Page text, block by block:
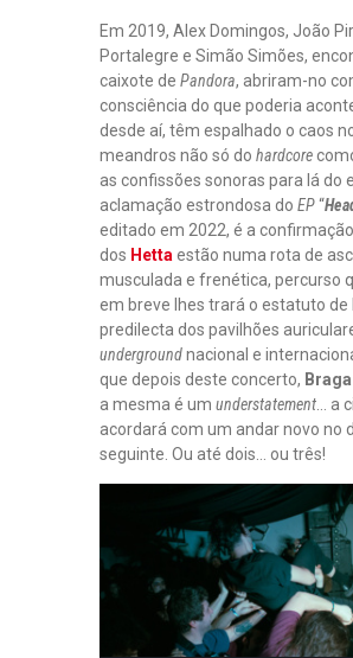
Em 2019, Alex Domingos, João
Portalegre e Simão Simões,
caixote de Pandora, abriram-no
consciência do que poderia
desde aí, têm espalhado o caos
meandros não só do hardcore
as confissões sonoras para lá do
aclamação estrondosa do EP“
editado em 2022, é a
dos Hetta estão numa rota de
musculada e frenética, percurso
em breve lhes trará o estatuto de
predilecta dos pavilhões
undergroundnacional e
que depois deste concerto, Braga
a mesma é um understatement … a
acordará com um andar novo no
seguinte. Ou até dois… ou três!